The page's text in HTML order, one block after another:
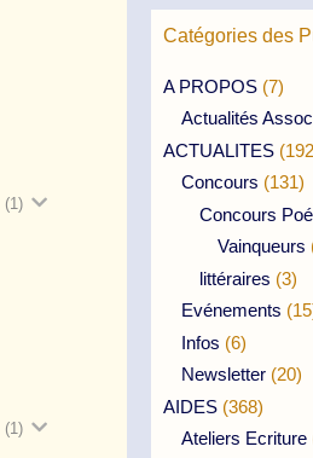
(1)
(1)
Catégories des
A PROPOS (7)
Actualités
ACTUALITES
Concours (131)
Concours
Vainqueurs
littéraires (3)
Evénements
Infos (6)
Newsletter (20)
AIDES (368)
Ateliers Ecriture